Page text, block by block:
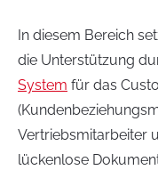
In diesem Bereich
die Unterstützung
System für das
Vertriebsmitarbeiter
lückenlose